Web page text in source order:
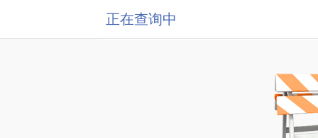
正在查询中